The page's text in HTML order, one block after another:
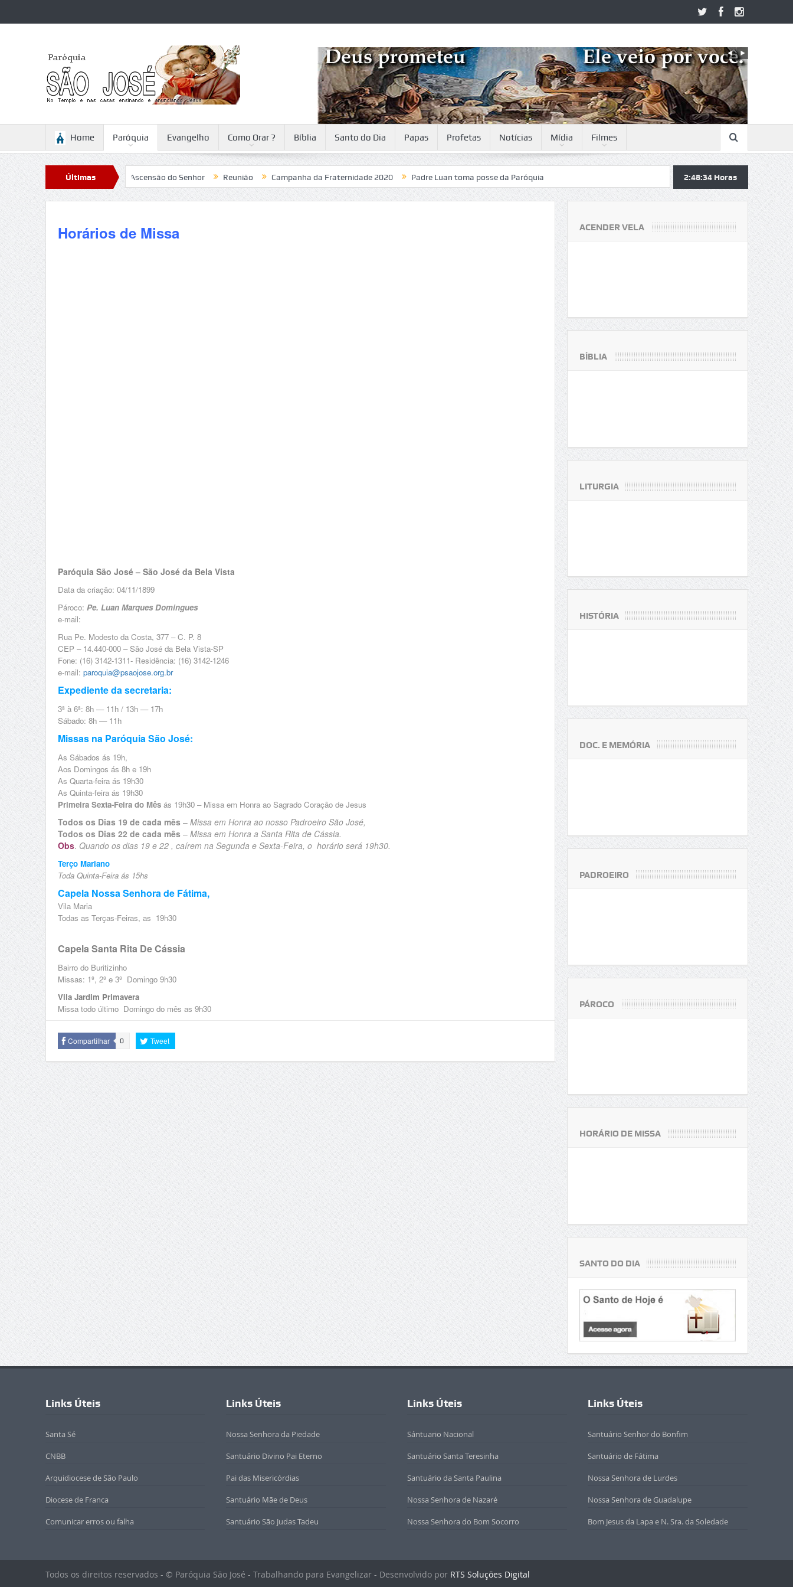
Home Paróquia Evangelho Como Orar ? Bíblia Santo do Dia Papas Profetas Notícias Mídia Filmes
Últimas
Notícias
Reflexão para a Ascensão do Senhor Reunião Campanha da Fraternidade 2020 Padre Luan toma posse da Paróquia 2:48:35 Horas
Horários de Missa
Paróquia São José – São José da Bela Vista
Data da criação: 04/11/1899
Pároco: Pe. Luan Marques Domingues
e-mail:
Rua Pe. Modesto da Costa, 377 – C. P. 8
CEP – 14.440-000 – São José da Bela Vista-SP
Fone: (16) 3142-1311- Residência: (16) 3142-1246
e-mail: paroquia@psaojose.org.br
Expediente da secretaria:
3ª à 6ª: 8h — 11h / 13h — 17h
Sábado: 8h — 11h
Missas na Paróquia São José:
As Sábados ás 19h,
Aos Domingos ás 8h e 19h
As Quarta-feira ás 19h30
As Quinta-feira ás 19h30
Primeira Sexta-Feira do Mêsás 19h30 – Missa em Honra ao Sagrado Coração de Jesus
Todos os Dias 19 de cada mês– Missa em Honra ao nosso Padroeiro São José,
Todos os Dias 22 de cada mês–Missa em Honra a Santa Rita de Cássia.
Obs. Quando os dias 19 e 22 , caírem na Segunda e Sexta-Feira, o horário será 19h30.
Terço Mariano
Toda Quinta-Feira ás 15hs
Capela Nossa Senhora de Fátima,
Vila Maria
Todas as Terças-Feiras, as 19h30
Capela Santa Rita De Cássia
Bairro do Buritizinho
Missas: 1º, 2º e 3º Domingo 9h30
Vila Jardim Primavera
Missa todo último Domingo do mês as 9h30
Compartilhar 0 Tweet
ACENDER VELA
BÍBLIA
LITURGIA
HISTÓRIA
DOC. E MEMÓRIA
PADROEIRO
PÁROCO
HORÁRIO DE MISSA
SANTO DO DIA
Links Úteis
Santa Sé
CNBB
Arquidiocese de São Paulo
Diocese de Franca
Comunicar erros ou falha
Links Úteis
Nossa Senhora da Piedade
Santuário Divino Pai Eterno
Pai das Misericórdias
Santuário Mãe de Deus
Santuário São Judas Tadeu
Links Úteis
Sántuario Nacional
Santuário Santa Teresinha
Santuário da Santa Paulina
Nossa Senhora de Nazaré
Nossa Senhora do Bom Socorro
Links Úteis
Santuário Senhor do Bonfim
Santuário de Fátima
Nossa Senhora de Lurdes
Nossa Senhora de Guadalupe
Bom Jesus da Lapa e N. Sra. da Soledade
Todos os direitos reservados - © Paróquia São José - Trabalhando para Evangelizar - Desenvolvido por RTS Soluções Digital